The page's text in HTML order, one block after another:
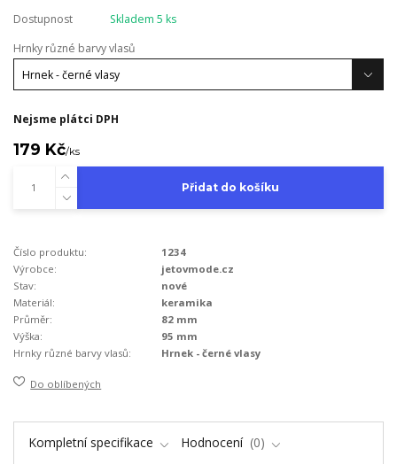
Dostupnost
Skladem 5 ks
Hrnky různé barvy vlasů
Nejsme plátci DPH
179 Kč/ks
Přidat do košíku
Číslo produktu:
1234
Výrobce:
jetovmode.cz
Stav:
nové
Materiál:
keramika
Průměr:
82 mm
Výška:
95 mm
Hrnky různé barvy vlasů:
Hrnek - černé vlasy
Do oblíbených
Kompletní specifikace Hodnocení
0